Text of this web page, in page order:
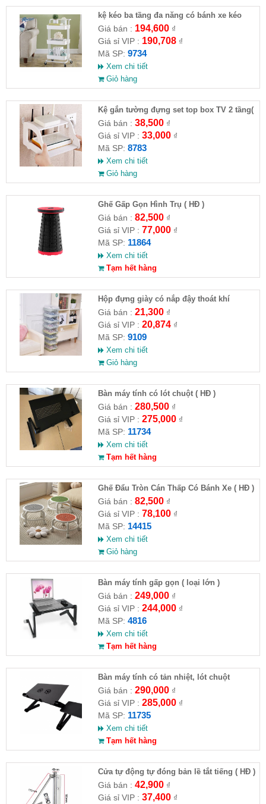
kệ kéo ba tầng đa năng có bánh xe kéo
Giá bán : 194,600₫
Giá sỉ VIP : 190,708₫
Mã SP: 9734
Xem chi tiết
Giỏ hàng
Kệ gắn tường đựng set top box TV 2 tầng(
HĐ )
Giá bán : 38,500₫
Giá sỉ VIP : 33,000₫
Mã SP: 8783
Xem chi tiết
Giỏ hàng
Ghế Gấp Gọn Hình Trụ ( HĐ )
Giá bán : 82,500₫
Giá sỉ VIP : 77,000₫
Mã SP: 11864
Xem chi tiết
Tạm hết hàng
Hộp đựng giày có nắp đậy thoát khí
Giá bán : 21,300₫
Giá sỉ VIP : 20,874₫
Mã SP: 9109
Xem chi tiết
Giỏ hàng
Bàn máy tính có lót chuột ( HĐ )
Giá bán : 280,500₫
Giá sỉ VIP : 275,000₫
Mã SP: 11734
Xem chi tiết
Tạm hết hàng
Ghế Đẩu Tròn Cán Thấp Có Bánh Xe ( HĐ )
Giá bán : 82,500₫
Giá sỉ VIP : 78,100₫
Mã SP: 14415
Xem chi tiết
Giỏ hàng
Bàn máy tính gấp gọn ( loại lớn )
Giá bán : 249,000₫
Giá sỉ VIP : 244,000₫
Mã SP: 4816
Xem chi tiết
Tạm hết hàng
Bàn máy tính có tản nhiệt, lót chuột
Giá bán : 290,000₫
Giá sỉ VIP : 285,000₫
Mã SP: 11735
Xem chi tiết
Tạm hết hàng
Cửa tự động tự đóng bản lề tắt tiếng ( HĐ )
Giá bán : 42,900₫
Giá sỉ VIP : 37,400₫